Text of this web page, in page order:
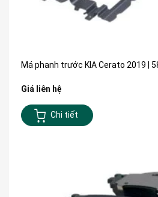
Má phanh trước KIA Cerato 2019 |
Giá liên hệ
Chi tiết